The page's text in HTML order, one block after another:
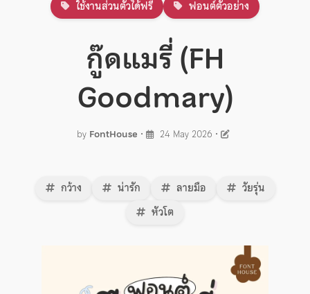
ใช้งานส่วนตัวได้ฟรี ฟอนต์ตัวอย่าง
กู๊ดแมรี่ (FH
Goodmary)
by FontHouse • 24 May 2026 •
กว้าง น่ารัก ลายมือ
วัยรุ่น
หัวโต